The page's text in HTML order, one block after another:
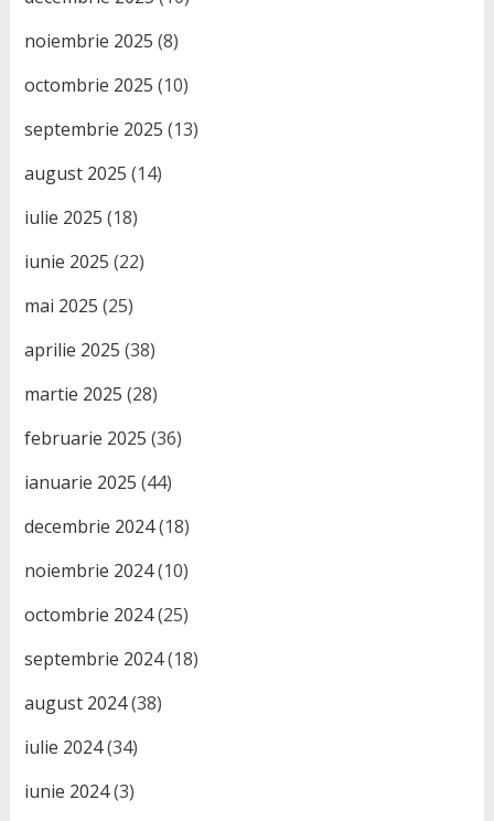
noiembrie 2025 (8)
octombrie 2025 (10)
septembrie 2025 (13)
august 2025 (14)
iulie 2025 (18)
iunie 2025 (22)
mai 2025 (25)
aprilie 2025 (38)
martie 2025 (28)
februarie 2025 (36)
ianuarie 2025 (44)
decembrie 2024(18)
noiembrie 2024(10)
octombrie 2024(25)
septembrie 2024(18)
august 2024(38)
iulie 2024(34)
iunie 2024(3)